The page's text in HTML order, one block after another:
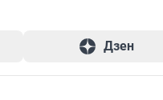
Дзен